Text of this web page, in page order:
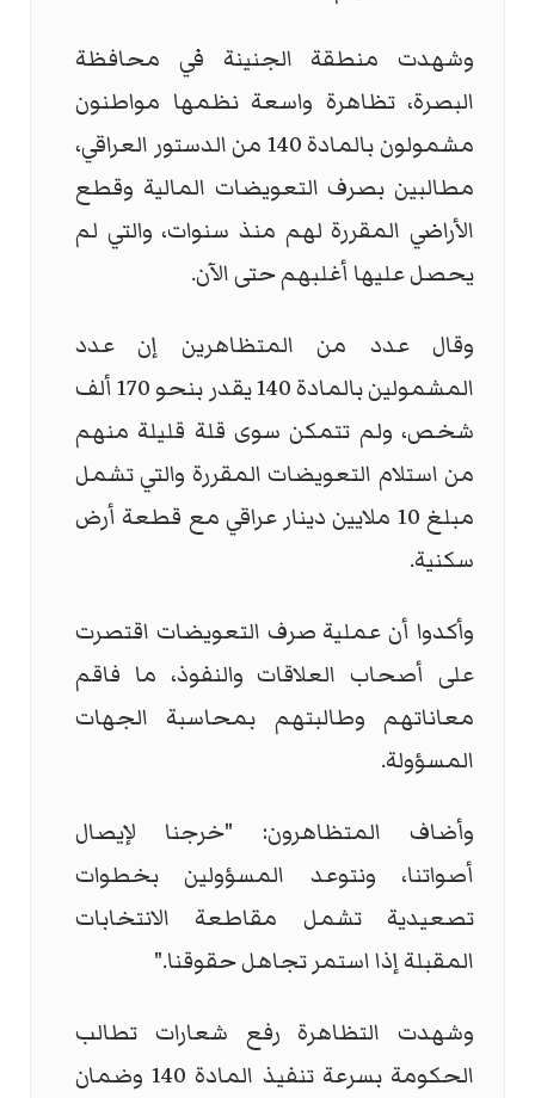
وشهدت منطقة الجنينة في محافظة
البصرة، تظاهرة واسعة نظمها مواطنون
مشمولون بالمادة 140 من الدستور العراقي،
مطالبين بصرف التعويضات المالية وقطع
الأراضي المقررة لهم منذ سنوات، والتي لم
يحصل عليها أغلبهم حتى الآن.
وقال عدد من المتظاهرين إن عدد
المشمولين بالمادة 140 يقدر بنحو 170 ألف
شخص، ولم تتمكن سوى قلة قليلة منهم
من استلام التعويضات المقررة والتي تشمل
مبلغ 10 ملايين دينار عراقي مع قطعة أرض
سكنية.
وأكدوا أن عملية صرف التعويضات اقتصرت
على أصحاب العلاقات والنفوذ، ما فاقم
معاناتهم وطالبتهم بمحاسبة الجهات
المسؤولة.
وأضاف المتظاهرون: "خرجنا لإيصال
أصواتنا، ونتوعد المسؤولين بخطوات
تصعيدية تشمل مقاطعة الانتخابات
المقبلة إذا استمر تجاهل حقوقنا."
وشهدت التظاهرة رفع شعارات تطالب
الحكومة بسرعة تنفيذ المادة 140 وضمان